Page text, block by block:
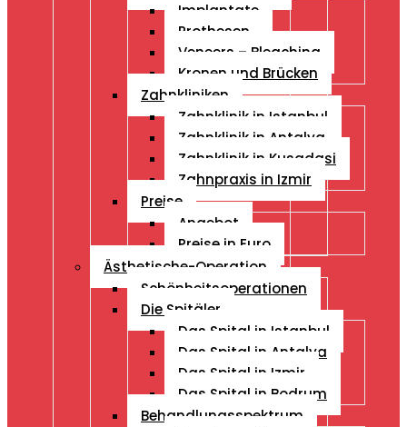
Implantate
Prothesen
Veneers – Bleaching
Kronen und Brücken
Zahnkliniken
Zahnklinik in Istanbul
Zahnklinik in Antalya
Zahnklinik in Kusadasi
Zahnpraxis in Izmir
Preise
Angebot
Preise in Euro
Ästhetische-Operation
Schönheitsoperationen
Die Spitäler
Das Spital in Istanbul
Das Spital in Antalya
Das Spital in Izmir
Das Spital in Bodrum
Behandlungsspektrum